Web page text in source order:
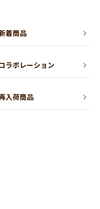
着商品
ラボレーション
入荷商品